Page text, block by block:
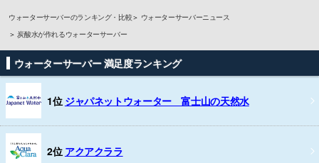
ウォーターサーバーのランキング・比較
ウォーターサーバーニュース
炭酸水が作れるウォーターサーバー
ウォーターサーバー 満足度ランキング
1位 ジャパネットウォーター 富士山の天然水
2位 アクアクララ